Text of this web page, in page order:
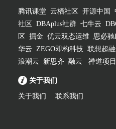
腾讯课堂 云栖社区 开源中国
社区
DBAplus社群 七牛云
区
掘金 优云双态运维 思必
华云 ZEGO即构科技 联想超
浪潮云
新思齐 融云 禅道项
关于我们
关于我们 联系我们